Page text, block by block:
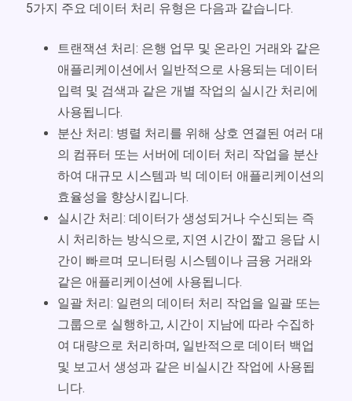
5가지 주요 데이터 처리 유형은 다음과 같습니다.
트랜잭션 처리: 은행 업무 및 온라인 거래와 같은
애플리케이션에서 일반적으로 사용되는 데이터
입력 및 검색과 같은 개별 작업의 실시간 처리에
사용됩니다.
분산 처리: 병렬 처리를 위해 상호 연결된 여러 대
의 컴퓨터 또는 서버에 데이터 처리 작업을 분산
하여 대규모 시스템과 빅 데이터 애플리케이션의
효율성을 향상시킵니다.
실시간 처리: 데이터가 생성되거나 수신되는 즉
시 처리하는 방식으로, 지연 시간이 짧고 응답 시
간이 빠르며 모니터링 시스템이나 금융 거래와
같은 애플리케이션에 사용됩니다.
일괄 처리: 일련의 데이터 처리 작업을 일괄 또는
그룹으로 실행하고, 시간이 지남에 따라 수집하
여 대량으로 처리하며, 일반적으로 데이터 백업
및 보고서 생성과 같은 비실시간 작업에 사용됩
니다.